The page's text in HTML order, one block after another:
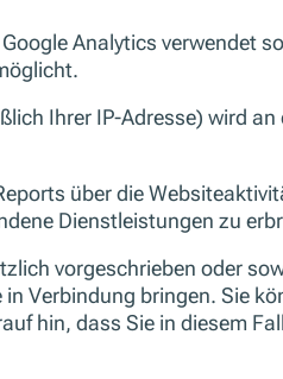
Analytics verwendet
Ihrer IP-Adresse) wird an
über die
Dienstleistungen zu
vorgeschrieben oder
Verbindung bringen. Sie
hin, dass Sie in diesem